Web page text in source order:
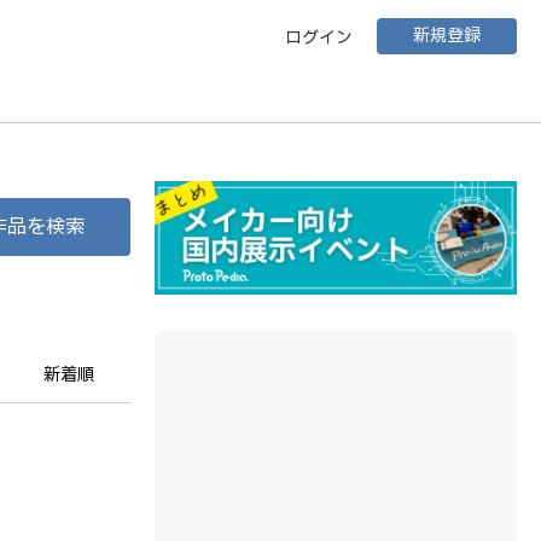
ログイン 新規登録
品を検索
新着順